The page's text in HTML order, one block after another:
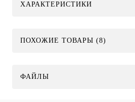
ХАРАКТЕРИСТИКИ
ПОХОЖИЕ ТОВАРЫ (8)
ФАЙЛЫ